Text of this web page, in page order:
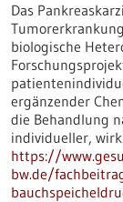
Das
biologische
ergänzender
die Behandlung
individueller,
https://
bw.de/